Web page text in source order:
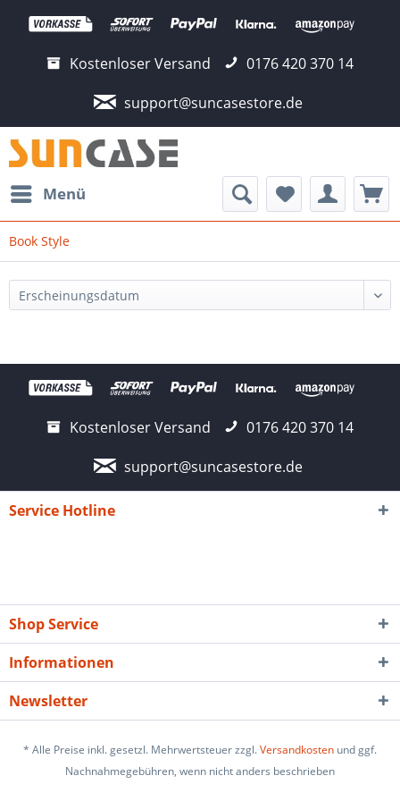
Kostenloser Versand
0176 420 370 14
support@suncasestore.de
Menü
Book Style
Kostenloser Versand
0176 420 370 14
support@suncasestore.de
Service Hotline
Shop Service
Informationen
Newsletter
* Alle Preise inkl. gesetzl. Mehrwertsteuer zzgl.Versandkosten und ggf.
Nachnahmegebühren, wenn nicht anders beschrieben